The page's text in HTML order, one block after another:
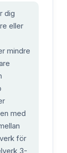
dig
eller
mindre
med
för
3-